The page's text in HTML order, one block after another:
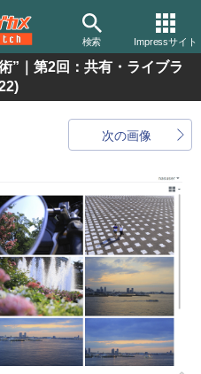
検索 Impressサイト
”｜第2回：共有・ライブラ
次の画像